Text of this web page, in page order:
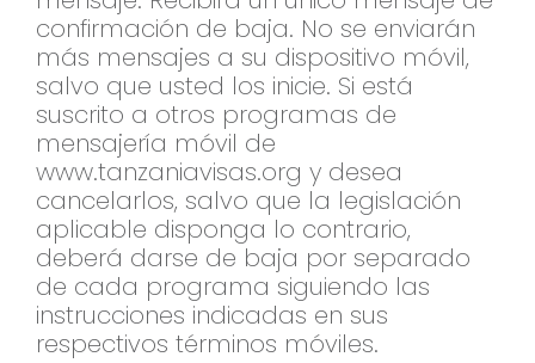
confirmación de baja. No se enviarán
más mensajes a su dispositivo móvil,
salvo que usted los inicie. Si está
suscrito a otros programas de
mensajería móvil de
www.tanzaniavisas.org y desea
cancelarlos, salvo que la legislación
aplicable disponga lo contrario,
deberá darse de baja por separado
de cada programa siguiendo las
instrucciones indicadas en sus
respectivos términos móviles.